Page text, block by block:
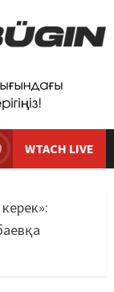
WTACH LIVE
керек»: